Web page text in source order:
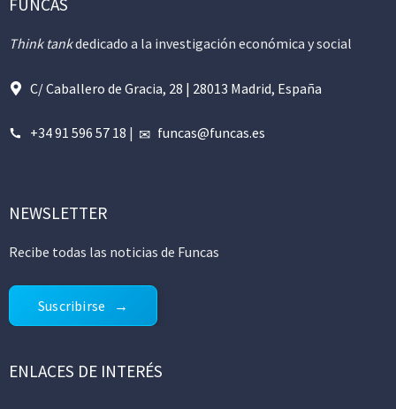
FUNCAS
Think tankdedicado a la investigación económica y social
C/ Caballero de Gracia, 28 | 28013 Madrid, España
+34 91 596 57 18 | funcas@funcas.es
NEWSLETTER
Recibe todas las noticias de Funcas
Suscribirse
ENLACES DE INTERÉS